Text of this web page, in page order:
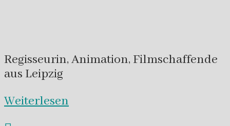
Regisseurin, Animation, Filmschaffende
aus Leipzig
Weiterlesen